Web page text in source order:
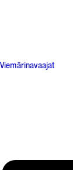
Viemärinavaajat